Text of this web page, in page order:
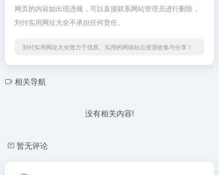
网页的内容如出现违规，可以直接联系网站管理员进行删除，
刘付实用网址大全不承担任何责任。
刘付实用网址大全致力于优质、实用的网络站点资源收集与分享！
相关导航
没有相关内容!
暂无评论